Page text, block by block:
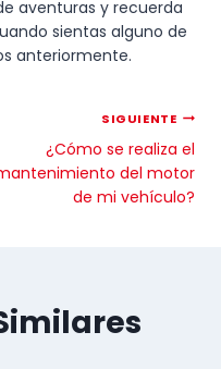
aventuras y recuerda
sientas alguno de
anteriormente.
SIGUIENTE
¿Cómo se realiza el
del motor
de mi vehículo?